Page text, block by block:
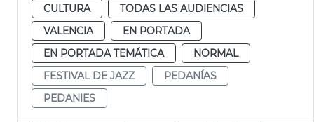
CULTURA
TODAS LAS AUDIENCIAS
VALENCIA
EN PORTADA
EN PORTADA TEMÁTICA
NORMAL
FESTIVAL DE JAZZ
PEDANÍAS
PEDANIES